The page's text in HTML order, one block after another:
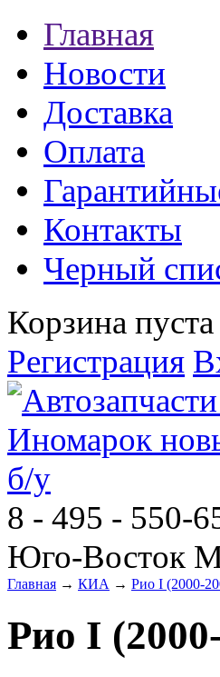
Главная
Новости
Доставка
Оплата
Контакты
Черный
Корзина пуста
Регистрация
8 - 495 - 550-
Юго-Восток
Главная → КИА → Рио I (2000-
Рио I